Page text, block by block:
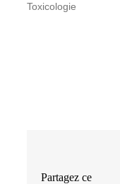
Toxicologie
Partagez ce